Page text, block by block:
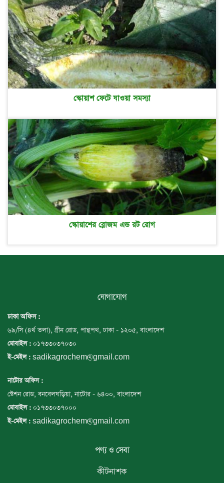
স্কোয়াশ ফেটে যাওয়া সমস্যা
স্কোয়াশের ব্লোজম এন্ড রট রোগ
যোগাযোগ
ঢাকা অফিস :
৬৯/সি (৪র্থ তলা), গ্রীন রোড, পান্থপথ, ঢাকা - ১২০৫, বাংলাদেশ
মোবাইল : ০১৭৩৩০৩৭০৩০
ই-মেইল : sadikagrochem@gmail.com
নাটোর অফিস :
স্টেশন রোড, বনবেলঘড়িয়া, নাটোর - ৬৪০০, বাংলাদেশ
মোবাইল : ০১৭৩৩০৩৭০০০
ই-মেইল : sadikagrochem@gmail.com
পণ্য ও সেবা
কীটনাশক